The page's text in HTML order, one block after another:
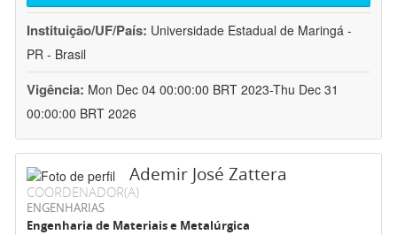
Instituição/UF/País: Universidade Estadual de Maringá -
PR - Brasil
Vigência: Mon Dec 04 00:00:00 BRT 2023-Thu Dec 31
00:00:00 BRT 2026
Ademir José Zattera
COORDENADOR(A)
ENGENHARIAS
Engenharia de Materiais e Metalúrgica